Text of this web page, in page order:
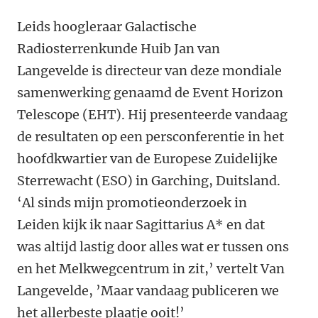
Leids hoogleraar Galactische
Radiosterrenkunde Huib Jan van
Langevelde is directeur van deze mondiale
samenwerking genaamd de Event Horizon
Telescope (EHT). Hij presenteerde vandaag
de resultaten op een persconferentie in het
hoofdkwartier van de Europese Zuidelijke
Sterrewacht (ESO) in Garching, Duitsland.
‘Al sinds mijn promotieonderzoek in
Leiden kijk ik naar Sagittarius A* en dat
was altijd lastig door alles wat er tussen ons
en het Melkwegcentrum in zit,’ vertelt Van
Langevelde, ’Maar vandaag publiceren we
het allerbeste plaatje ooit!’